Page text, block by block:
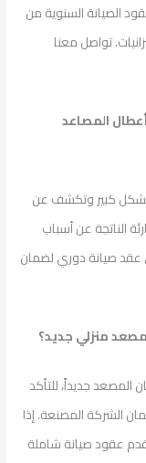
الصيانة السنوية من
تواصل معنا
المصاعد
بشكل كبير وتكشف عن
الناتجة عن أسباب
عقد صيانة دوري لضمان
منزلي جديد؟
جديداً، للتأكد
الشركة المصنعة. إذا
عقود صيانة شاملة